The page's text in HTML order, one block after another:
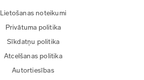
Lietošanas noteikumi
Privātuma politika
Sīkdatņu politika
Atcelšanas politika
Autortiesības